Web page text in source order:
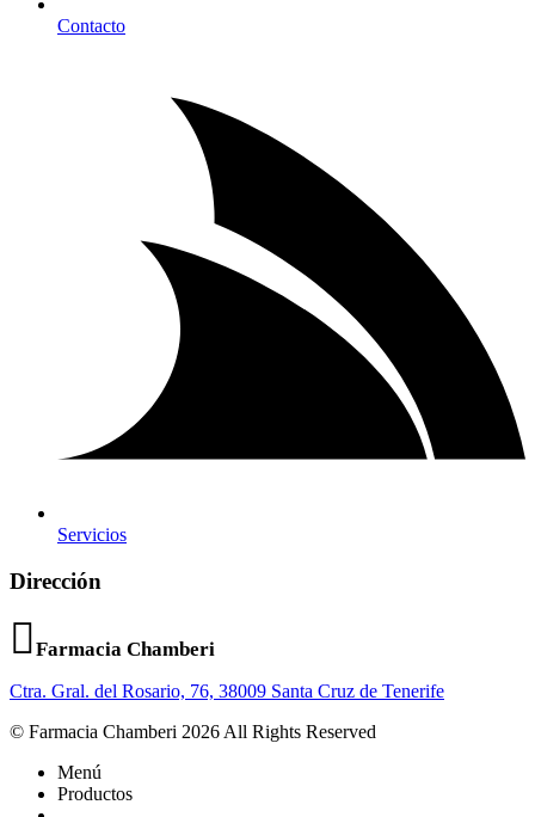
Contacto
Servicios
Dirección
Farmacia Chamberi
Ctra. Gral. del Rosario, 76, 38009 Santa Cruz de Tenerife
© Farmacia Chamberi 2026 All Rights Reserved
Menú
Productos